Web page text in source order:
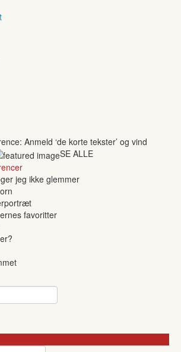
Anmeld ‘de korte tekster’ og vind
SE ALLE
jeg ikke glemmer
favoritter